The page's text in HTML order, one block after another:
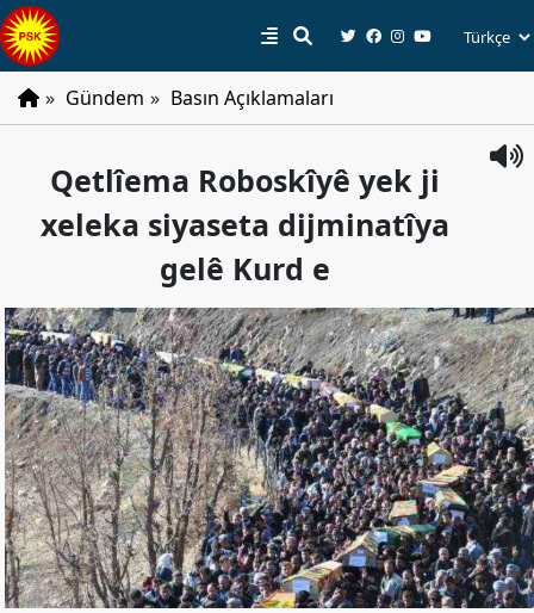
Tarihçe
Parti
Parti
Tüzüğü
YÖNETIM
Başkan
Başkan
Yardımcıları
Merkez
Yönetim
Kurulu
» Gündem » Basın Açıklamaları
Qetlîema Roboskîyê yek ji
xeleka siyaseta dijminatîya
gelê Kurd e